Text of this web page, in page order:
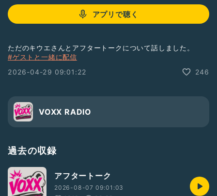
アプリで聴く
ただのキウエさんとアフタートークについて話しました。
#ゲストと一緒に配信
2026-04-29 09:01:22
246
VOXX RADIO
過去の収録
アフタートーク
2026-08-07 09:01:03